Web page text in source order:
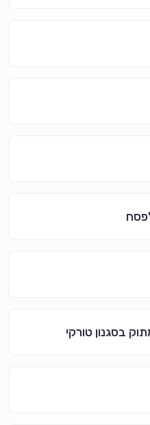
בסגנון טורקי